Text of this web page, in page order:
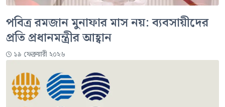
পবিত্র রমজান মুনাফার মাস নয়: ব্যবসায়ীদের
প্রতি প্রধানমন্ত্রীর আহ্বান
১৯ ফেব্রুয়ারী ২০২৬